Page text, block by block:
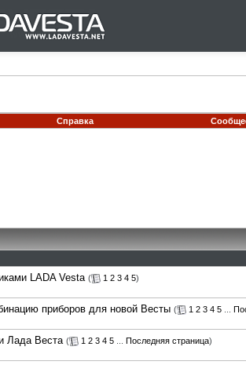
Справка
LADA Vesta ( 1 2 3 4 5)
приборов для новой Весты ( 1 2 3 4 5
Лада Веста ( 1 2 3 4 5 Последняя страница)